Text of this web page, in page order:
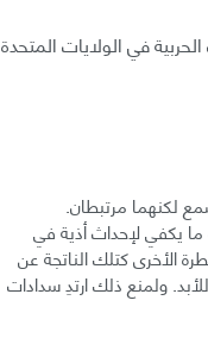
في الولايات المتحدة
لكنهما مرتبطان.
الصوت- وهو ما يكفي لإحداث أذية في
الخطرة الأخرى كتلك الناتجة عن
ولمنع ذلك ارتدِ سدادات